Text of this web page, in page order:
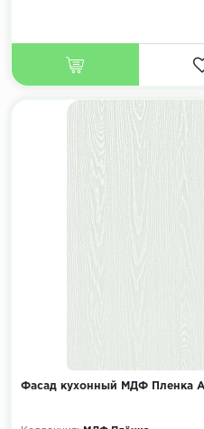
Фасад кухонный МДФ Пленка